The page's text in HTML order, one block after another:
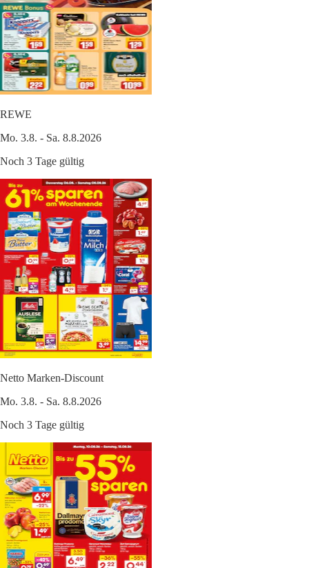
REWE
Mo. 3.8. - Sa. 8.8.2026
Noch 3 Tage gültig
Netto Marken-Discount
Mo. 3.8. - Sa. 8.8.2026
Noch 3 Tage gültig